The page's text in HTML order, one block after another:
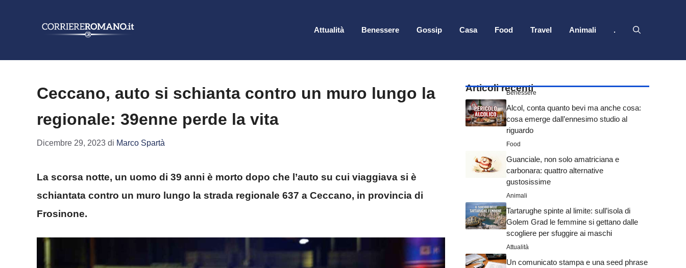
Attualità Benessere Gossip Casa Food Travel Animali .
Ceccano, auto si schianta contro un muro lungo la
regionale: 39enne perde la vita
Dicembre 29, 2023 di Marco Spartà
La scorsa notte, un uomo di 39 anni è morto dopo che l’auto su cui viaggiava si è
schiantata contro un muro lungo la strada regionale 637 a Ceccano, in provincia di
Frosinone.
Articoli recenti
Benessere
Alcol, conta quanto bevi ma anche cosa:
cosa emerge dall’ennesimo studio al
riguardo
Food
Guanciale, non solo amatriciana e
carbonara: quattro alternative
gustosissime
Animali
Tartarughe spinte al limite: sull’isola di
Golem Grad le femmine si gettano dalle
scogliere per sfuggire ai maschi
Attualità
Un comunicato stampa e una seed phrase